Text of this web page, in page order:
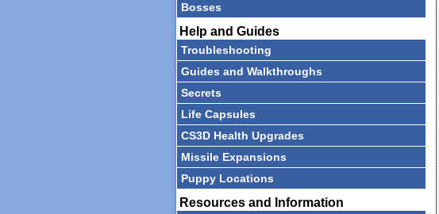
Bosses
Help and Guides
Troubleshooting
Guides and Walkthroughs
Secrets
Life Capsules
CS3D Health Upgrades
Missile Expansions
Puppy Locations
Resources and Information